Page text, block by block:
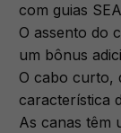
com guias
O assento do
um bônus
O cabo curto,
característica
As canas têm